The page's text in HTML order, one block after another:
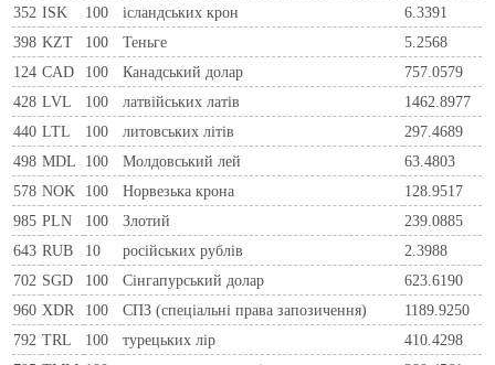
352 ISK 100 ісландських крон
6.3391
398 KZT 100 Теньге
5.2568
124 CAD 100 Канадський долар
757.0579
428 LVL 100 латвійських латів
1462.8977
440 LTL 100 литовських літів
297.4689
498 MDL 100 Молдовський лей
63.4803
578 NOK 100 Норвезька крона
128.9517
985 PLN 100 Злотий
239.0885
643 RUB 10 російських рублів
2.3988
702 SGD 100 Сінгапурський долар
623.6190
960 XDR 100 СПЗ (спеціальні права запозичення)
1189.9250
792 TRL 100 турецьких лір
410.4298